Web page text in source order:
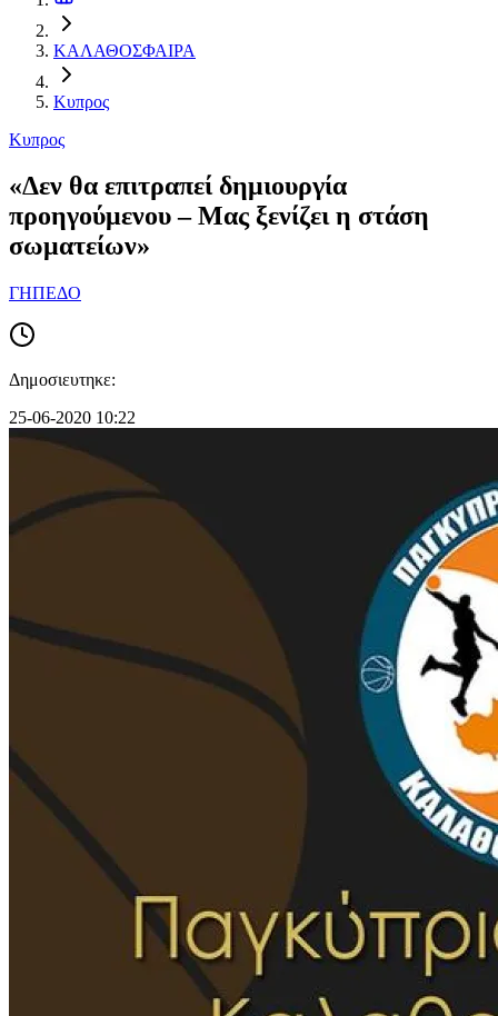
ΚΑΛΑΘΟΣΦΑΙΡΑ
Κυπρος
Κυπρος
«Δεν θα επιτραπεί δημιουργία
προηγούμενου – Μας ξενίζει η στάση
σωματείων»
ΓΗΠΕΔΟ
Δημοσιευτηκε:
25-06-2020 10:22